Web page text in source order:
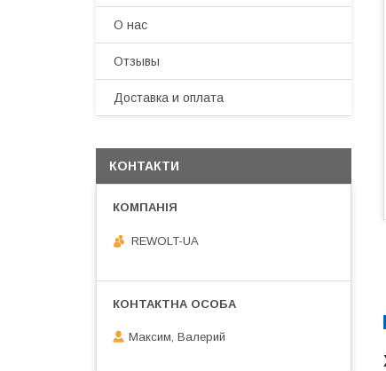
О нас
Отзывы
Доставка и оплата
КОНТАКТИ
REWOLT-UA
Максим, Валерий